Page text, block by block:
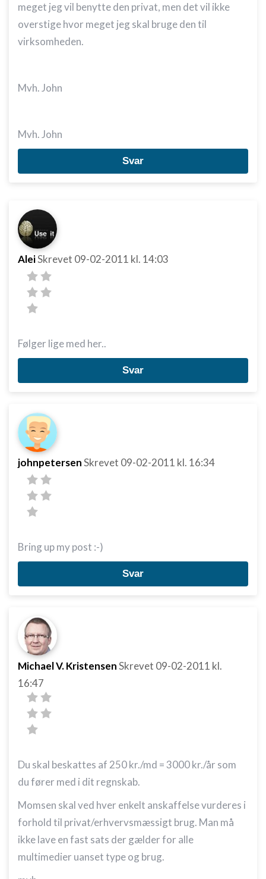
meget jeg vil benytte den privat, men det vil ikke
overstige hvor meget jeg skal bruge den til
virksomheden.
Mvh. John
Mvh. John
Svar
AleiSkrevet 09-02-2011 kl. 14:03
Følger lige med her..
Svar
johnpetersenSkrevet 09-02-2011 kl. 16:34
Bring up my post :-)
Svar
Michael V. KristensenSkrevet 09-02-2011 kl.
16:47
Du skal beskattes af 250 kr./md = 3000 kr./år som
du fører med i dit regnskab.
Momsen skal ved hver enkelt anskaffelse vurderes i
forhold til privat/erhvervsmæssigt brug. Man må
ikke lave en fast sats der gælder for alle
multimedier uanset type og brug.